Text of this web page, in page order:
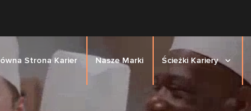
Strona Karier Nasze Marki Ścieżki Kariery